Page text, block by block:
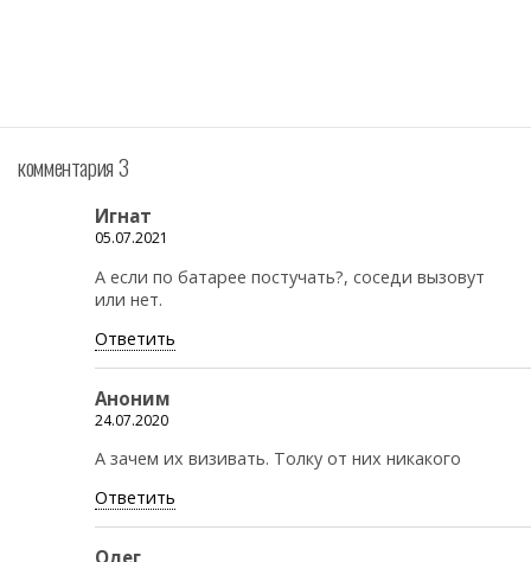
комментария 3
Игнат
05.07.2021
А если по батарее постучать?, соседи вызовут
или нет.
Ответить
Аноним
24.07.2020
А зачем их визивать. Толку от них никакого
Ответить
Олег